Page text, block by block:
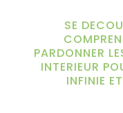
SE
PARDONNER
INTERIEUR
INFINIE